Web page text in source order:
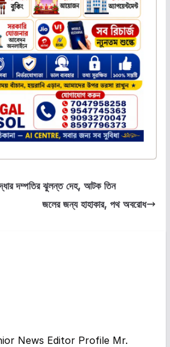
দম্পতির ঝুলন্ত দেহ, আটক তিন
জলের জন্য হাহাকার, পথ অবরোধ
News Editor Profile Mr.